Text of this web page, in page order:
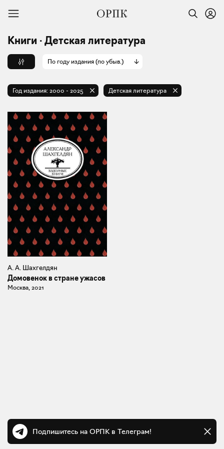
Книги · Детская литература
По году издания (по убыв.)
Год издания: 2000 - 2025 Детская литература
А. А. Шахгелдян
Домовенок в стране ужасов
Москва, 2021
Подпишитесь на ОРПК в Телеграм!